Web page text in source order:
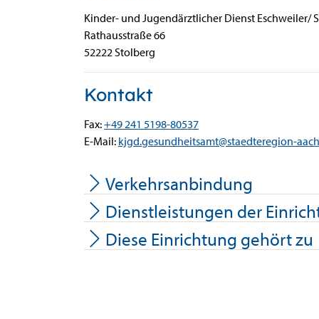
Kinder- und Jugendärztlicher Dienst Eschweiler/
Rathausstraße66
52222Stolberg
Kontakt
Fax:+49 241 5198-80537
E-Mail: kjgd.gesundheitsamt@staedteregion-
Verkehrsanbindung
Dienstleistungen der
Diese Einrichtung gehört zu